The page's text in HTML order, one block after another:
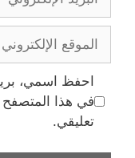
الإلكتروني
الموقع
الإلكتروني
احفظ اسمي،
في هذا المتصفح
تعليقي.